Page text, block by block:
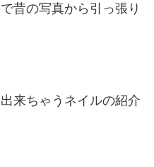
昔の写真から引っ張り
来ちゃうネイルの紹介